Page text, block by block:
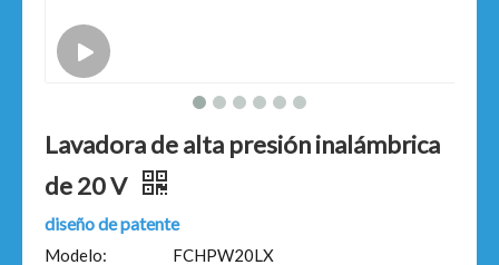
Lavadora de alta presión inalámbrica
de 20 V
diseño de patente
Modelo:
FCHPW20LX